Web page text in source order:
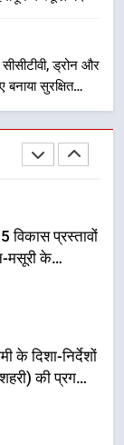
सीसीटीवी, ड्रोन और
सुरक्षित
मसूरी के
रफ्तार
के दिशा-निर्देशों
की प्रगति
फरार चल रहे
से किया